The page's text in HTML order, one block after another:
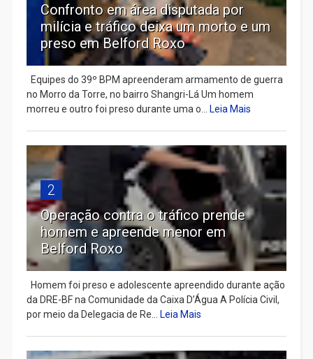
Confronto em área disputada por
milícia e tráfico deixa um morto e um
preso em Belford Roxo
Equipes do 39º BPM apreenderam armamento de guerra
no Morro da Torre, no bairro Shangri-Lá Um homem
morreu e outro foi preso durante uma o... Leia Mais
2
Operação contra o tráfico prende
homem e apreende menor em
Belford Roxo
Homem foi preso e adolescente apreendido durante ação
da DRE-BF na Comunidade da Caixa D’Água A Polícia Civil,
por meio da Delegacia de Re... Leia Mais